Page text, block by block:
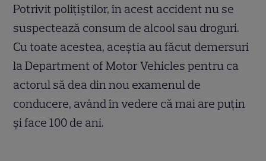
Potrivit poliţiştilor, în acest accident nu se
suspectează consum de alcool sau droguri.
Cu toate acestea, aceștia au făcut demersuri
la Department of Motor Vehicles pentru ca
actorul să dea din nou examenul de
conducere, având în vedere că mai are puţin
şi face 100 de ani.